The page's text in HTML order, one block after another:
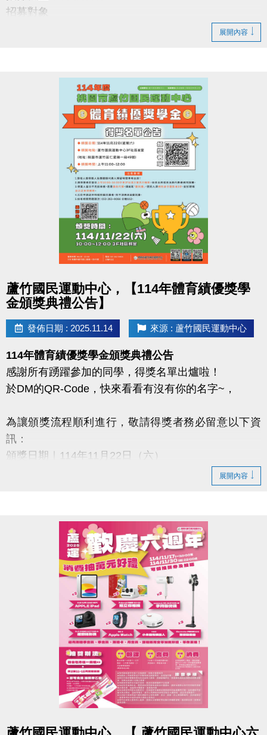
招募對象
蘆竹國民運動中心
08:00-12:00／12:00-16:00／16:00-20:00
（依需求安排）
・場館介紹與諮詢
・協助量測血壓
・簡易文書處理
・活動與緊急狀況支援
・其他臨時交辦事項
・服務滿 1 年、150 小時可申請績效證明
・協助申請志工獎勵及榮譽卡
・每服務 2 小時＝150 點，可折抵泳池/健身房門票、
INBODY、桌球/撞球費用（限本人使用）
洽詢電話：03-263-9066 #103
蘆竹運動中心誠摯邀請你加入！
展開內容
蘆竹國民運動中心，【114年體育績優獎學
金頒獎典禮公告】
發佈日期 : 2025.11.14 來源 : 蘆竹國民運動中心
114年體育績優獎學金頒獎典禮公告
感謝所有踴躍參加的同學，得獎名單出爐啦！
於DM的QR-Code，快來看看有沒有你的名字~，
為讓頒獎流程順利進行，敬請得獎者務必留意以下資
訊：
頒獎日期｜114年11月22日（六）
地點｜蘆竹國民運動中心 3F 社區教室（桃園市蘆竹區
【注意事項】
1.請個人獎得獎人及團體獎代表人預留時間準時出
2.得獎者請務必於 10:00–10:50 完成報到，未到者視
3.若需委託他人代領，請備妥委託書及身分證正反影
本供現場查驗。
4.已於送件時附上委託書者無需再次填寫。
若有任何問題，歡迎來電詢問：(03) 263-9066 分機
再次恭喜所有得獎同學，期待在頒獎典禮與大家見
展開內容